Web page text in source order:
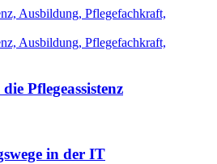
Pflegeassistenz
in der IT